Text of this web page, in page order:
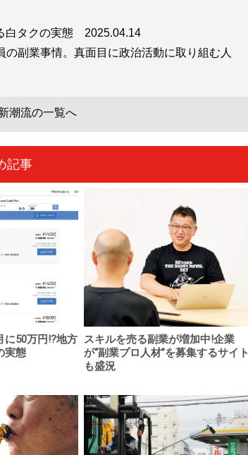
白タクの実態 2025.04.14
副業事情。真面目に政治活動に取り組む人
潮流の一覧へ
記事
に50万円!?地方
実態
スキルを売る副業が増加中!企業
が“副業プロ人材”を募集するサイト
も盛況